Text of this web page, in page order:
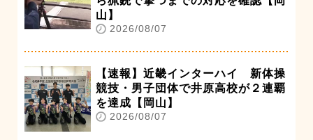
山】
2026/08/07
【速報】近畿インターハイ 新体操
競技・男子団体で井原高校が２連覇
を達成【岡山】
2026/08/07